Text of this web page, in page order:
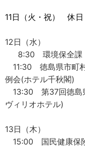
11日（火・祝） 休日
12日（水）
8:30 環境保全
11:30 徳島県市町
例会(ホテル千秋閣)
13:30 第37回徳島
ヴィリオホテル)
13日（木）
15:00 国民健康保